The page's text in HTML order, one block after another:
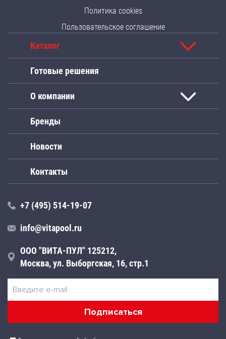
Политика cookies
Пользовательское соглашение
Каталог
Готовые решения
О компании
Бренды
Новости
Контакты
+7 (495) 514-19-07
info@vitapool.ru
ООО "ВИТА-ПУЛ" 125212,
Москва, ул. Выборгская, 16, стр.1